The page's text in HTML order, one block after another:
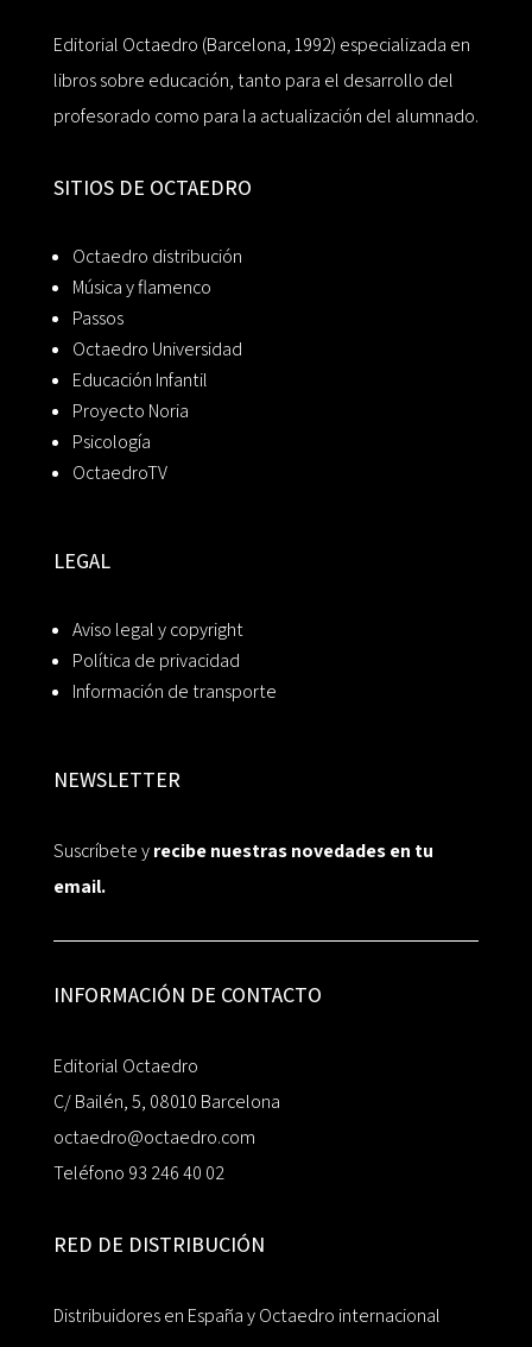
Editorial Octaedro (Barcelona, 1992) especializada en
libros sobre educación, tanto para el desarrollo del
profesorado como para la actualización del alumnado.
SITIOS DE OCTAEDRO
Octaedro distribución
Música y flamenco
Passos
Octaedro Universidad
Educación Infantil
Proyecto Noria
Psicología
OctaedroTV
LEGAL
Aviso legal y copyright
Política de privacidad
Información de transporte
NEWSLETTER
Suscríbete yrecibe nuestras novedades en tu
email.
INFORMACIÓN DE CONTACTO
Editorial Octaedro
C/ Bailén, 5, 08010 Barcelona
octaedro@octaedro.com
Teléfono 93 246 40 02
RED DE DISTRIBUCIÓN
Distribuidores en España y Octaedro internacional